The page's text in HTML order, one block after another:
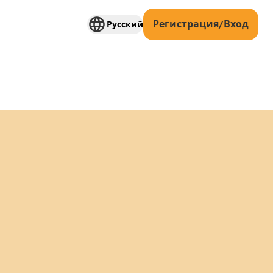
Русский Регистрация/Вход